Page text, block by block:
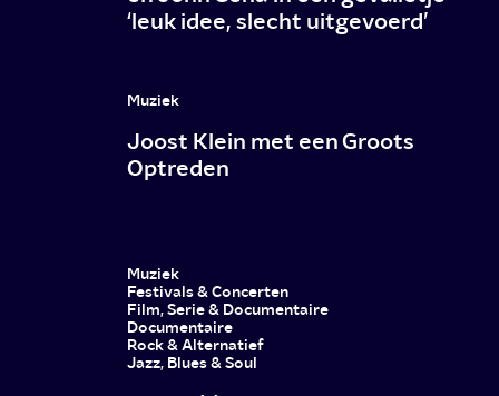
‘leuk idee, slecht uitgevoerd’
Muziek
Joost Klein met een Groots
Optreden
Muziek
Festivals & Concerten
Film, Serie & Documentaire
Documentaire
Rock & Alternatief
Jazz, Blues & Soul